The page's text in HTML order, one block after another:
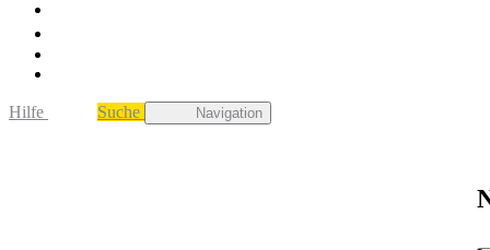
Hilfe Suche Navigation